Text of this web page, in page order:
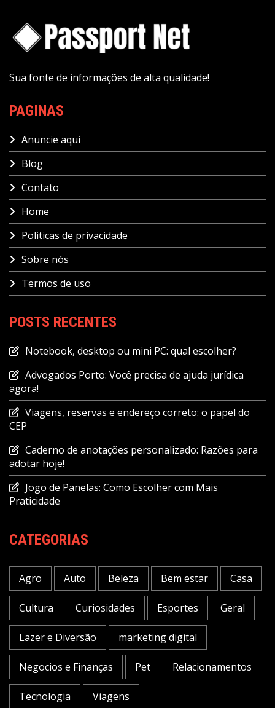
Sua fonte de informações de alta qualidade!
PAGINAS
Anuncie aqui
Blog
Contato
Home
Politicas de privacidade
Sobre nós
Termos de uso
POSTS RECENTES
Notebook, desktop ou mini PC: qual escolher?
Advogados Porto: Você precisa de ajuda jurídica
agora!
Viagens, reservas e endereço correto: o papel do
CEP
Caderno de anotações personalizado: Razões para
adotar hoje!
Jogo de Panelas: Como Escolher com Mais
Praticidade
CATEGORIAS
Agro Auto Beleza Bem estar Casa
Cultura Curiosidades Esportes Geral
Lazer e Diversão marketing digital
Negocios e Finanças Pet Relacionamentos
Tecnologia Viagens